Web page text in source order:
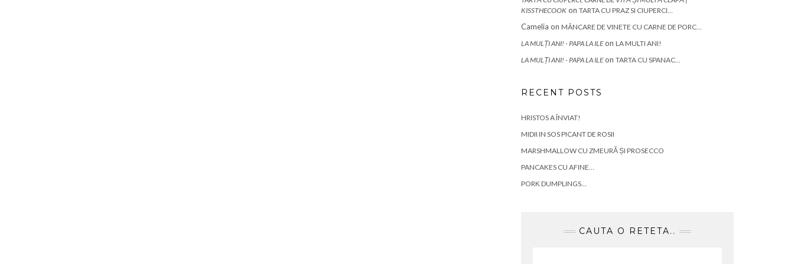
KISSTHECOOK on TARTA CU PRAZ SI CIUPERCI…
Camelia on MÂNCARE DE VINETE CU CARNE DE PORC…
LA MULȚI ANI! - PAPA LA ILEon LA MULTI ANI!
LA MULȚI ANI! - PAPA LA ILEon TARTA CU SPANAC…
RECENT POSTS
HRISTOS A ÎNVIAT!
MIDII IN SOS PICANT DE ROSII
MARSHMALLOW CU ZMEURĂ ȘI PROSECCO
PANCAKES CU AFINE…
PORK DUMPLINGS…
CAUTA O RETETA..